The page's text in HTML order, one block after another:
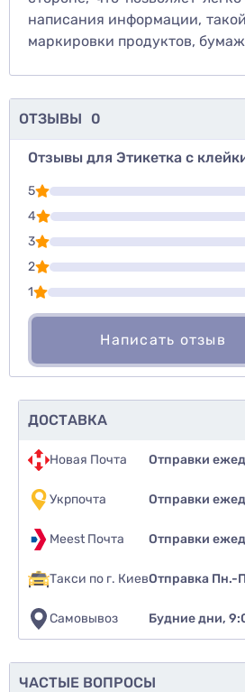
написания информации,
маркировки продуктов,
ОТЗЫВЫ 0
Отзывы для Этикетка с
5
4
3
2
1
Написать отзыв
ДОСТАВКА
Новая Почта Отправки
Укрпочта Отправки
Meest Почта Отправки
Такси по г. КиевОтправка Пн.-
Самовывоз Будние дни,
ЧАСТЫЕ ВОПРОСЫ